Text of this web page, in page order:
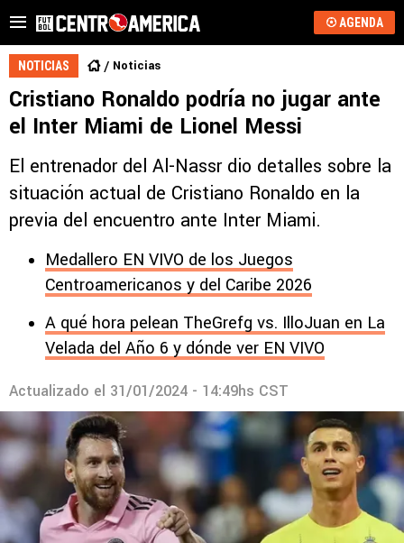
AGENDA
NOTICIAS Noticias
Cristiano Ronaldo podría no jugar ante
el Inter Miami de Lionel Messi
El entrenador del Al-Nassr dio detalles sobre la
situación actual de Cristiano Ronaldo en la
previa del encuentro ante Inter Miami.
Medallero EN VIVO de los Juegos
Centroamericanos y del Caribe 2026
A qué hora pelean TheGrefg vs. IlloJuan en La
Velada del Año 6 y dónde ver EN VIVO
Actualizado el 31/01/2024 - 14:49hs CST